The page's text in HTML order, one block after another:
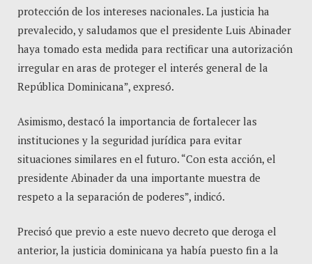
protección de los intereses nacionales. La justicia ha
prevalecido, y saludamos que el presidente Luis Abinader
haya tomado esta medida para rectificar una autorización
irregular en aras de proteger el interés general de la
República Dominicana”, expresó.
Asimismo, destacó la importancia de fortalecer las
instituciones y la seguridad jurídica para evitar
situaciones similares en el futuro. “Con esta acción, el
presidente Abinader da una importante muestra de
respeto a la separación de poderes”, indicó.
Precisó que previo a este nuevo decreto que deroga el
anterior, la justicia dominicana ya había puesto fin a la